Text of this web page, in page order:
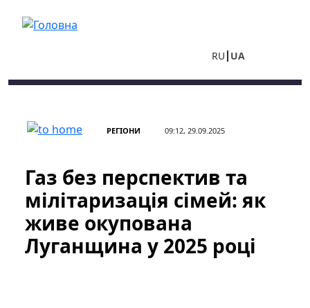
RU UA
РЕГІОНИ 09:12, 29.09.2025
Газ без перспектив та
мілітаризація сімей: як
живе окупована
Луганщина у 2025 році